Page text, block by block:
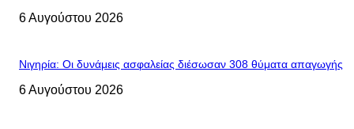
6 Αυγούστου 2026
Νιγηρία: Οι δυνάμεις ασφαλείας διέσωσαν 308 θύματα απαγωγής
6 Αυγούστου 2026